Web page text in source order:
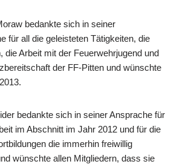
bedankte sich in seiner
für all die geleisteten Tätigkeiten, die
die Arbeit mit der Feuerwehrjugend und
der FF-Pitten und wünschte
bedankte sich in seiner Ansprache für
im Abschnitt im Jahr 2012 und für die
die immerhin freiwillig
wünschte allen Mitgliedern, dass sie